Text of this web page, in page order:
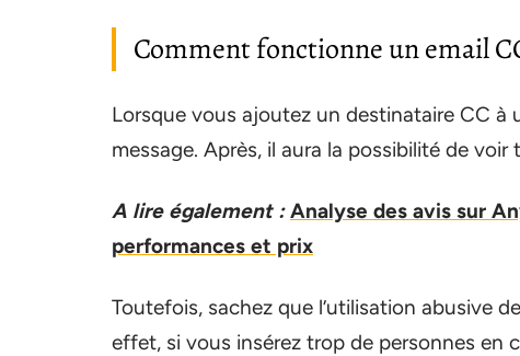
Comment fonctionne un email
Lorsque vous ajoutez un destinataire CC à
message. Après, il aura la possibilité de
A lire également : Analyse des avis sur
performances et prix
Toutefois, sachez que l’utilisation abusive
effet, si vous insérez trop de personnes en